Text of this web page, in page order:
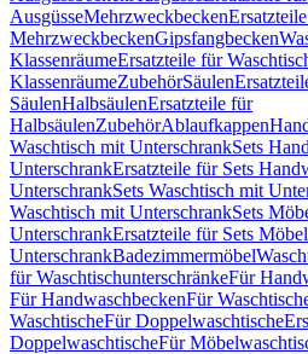
AusgüsseMehrzweckbecken
MehrzweckbeckenGipsfangbecken
KlassenräumeErsatzteile für
KlassenräumeZubehörSäulen
SäulenHalbsäulenErsatzteile für
HalbsäulenZubehörAblaufkappen
Waschtisch mit UnterschrankSets
UnterschrankErsatzteile für Sets
UnterschrankSets Waschtisch mit
Waschtisch mit UnterschrankSets
UnterschrankErsatzteile für Sets
UnterschrankBadezimmermöbel
für WaschtischunterschränkeFür
Für HandwaschbeckenFür
WaschtischeFür Doppelwaschtische
DoppelwaschtischeFür